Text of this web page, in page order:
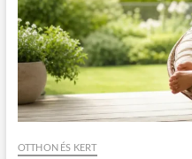
OTTHON ÉS KERT